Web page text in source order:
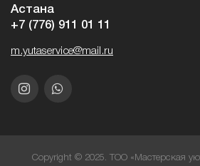
Астана
+7 (776) 911 01 11
m.yutaservice@mail.ru
Copyright © 2025. ТОО «Мастерская